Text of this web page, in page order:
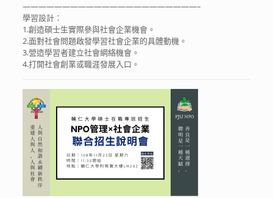
——————————————————————–
學習設計：
1.創造碩士生實際參與社會企業機會。
2.面對社會問題啟發學習社會企業的具體動機。
3.營造學習者建立社會網絡機會。
4.打開社會創業或職涯發展入口。